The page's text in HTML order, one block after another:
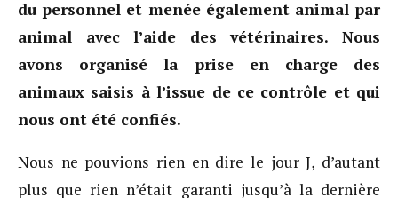
du personnel et menée également animal par
animal avec l’aide des vétérinaires. Nous
avons organisé la prise en charge des
animaux saisis à l’issue de ce contrôle et qui
nous ont été confiés.
Nous ne pouvions rien en dire le jour J, d’autant
plus que rien n’était garanti jusqu’à la dernière